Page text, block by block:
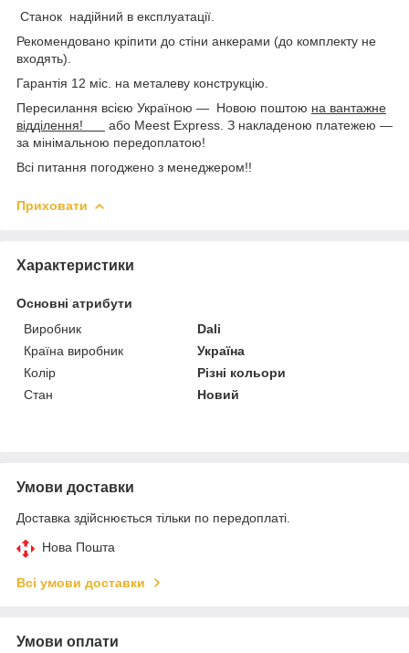
Станок надійний в експлуатації.
Рекомендовано кріпити до стіни анкерами (до комплекту не
входять).
Гарантія 12 міс. на металеву конструкцію.
Пересилання всією Україною — Новою поштою на вантажне
відділення!
або Meest Express. З накладеною платежею —
за мінімальною передоплатою!
Всі питання погоджено з менеджером!!
Приховати
Характеристики
Основні атрибути
Виробник
Dali
Країна виробник
Україна
Колір
Різні кольори
Стан
Новий
Умови доставки
Доставка здійснюється тільки по передоплаті.
Нова Пошта
Всі умови доставки
Умови оплати